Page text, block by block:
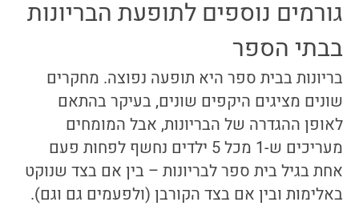
גורמים נוספים לתופעת הבריונות
בבתי הספר
בריונות בבית ספר היא תופעה נפוצה. מחקרים
שונים מציגים היקפים שונים, בעיקר בהתאם
לאופן ההגדרה של הבריונות, אבל המומחים
מעריכים ש-1 מכל 5 ילדים נחשף לפחות פעם
אחת בגיל בית ספר לבריונות – בין אם בצד שנוקט
באלימות ובין אם בצד הקורבן (ולפעמים גם וגם).